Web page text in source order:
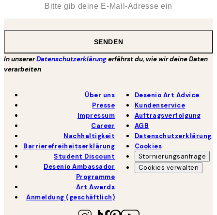
SENDEN
In unsererDatenschutzerklärungerfährst du, wie wir deine Daten
verarbeiten
Über uns
Presse
Impressum
Career
Nachhaltigkeit
Barrierefreiheitserklärung
Student Discount
Desenio Ambassador
Programme
Art Awards
Anmeldung (geschäftlich)
Desenio Art Advice
Kundenservice
Auftragsverfolgung
AGB
Datenschutzerklärung
Cookies
Stornierungsanfrage
Cookies verwalten